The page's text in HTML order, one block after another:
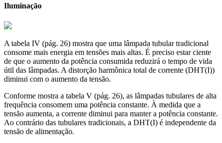
Iluminação
A tabela IV (pág. 26) mostra que uma lâmpada tubular tradicional
consome mais energia em tensões mais altas. É preciso estar ciente
de que o aumento da potência consumida reduzirá o tempo de vida
útil das lâmpadas. A distorção harmônica total de corrente (DHT(I))
diminui com o aumento da tensão.
Conforme mostra a tabela V (pág. 26), as lâmpadas tubulares de alta
frequência consomem uma potência constante. À medida que a
tensão aumenta, a corrente diminui para manter a potência constante.
Ao contrário das tubulares tradicionais, a DHT(I) é independente da
tensão de alimentação.